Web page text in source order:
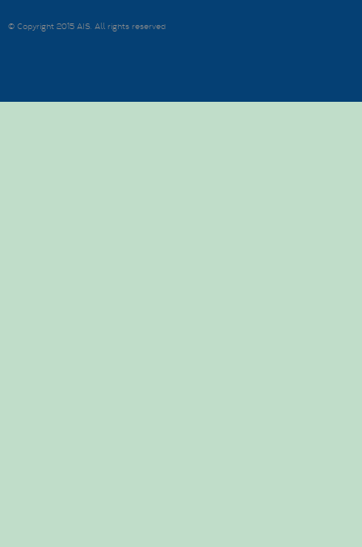
© Copyright 2015 AIS. All rights reserved